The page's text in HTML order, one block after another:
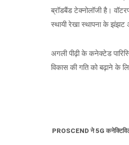
ब्रॉडबैंड टेक्नोलॉजी है।
स्थायी रेखा स्थापना के
अगली पीढ़ी के कनेक्टेड
विकास की गति को बढ़ाने के
PROSCEND ने 5G